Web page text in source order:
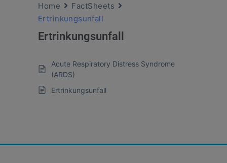
Home
FactSheets
Ertrinkungsunfall
Ertrinkungsunfall
Acute Respiratory Distress Syndrome
(ARDS)
Ertrinkungsunfall